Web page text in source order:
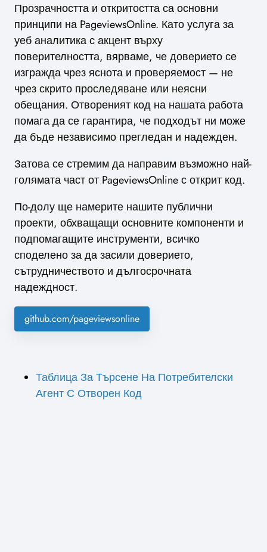
Прозрачността и откритостта са основни
принципи на PageviewsOnline. Като услуга за
уеб аналитика с акцент върху
поверителността, вярваме, че доверието се
изгражда чрез яснота и проверяемост — не
чрез скрито проследяване или неясни
обещания. Отвореният код на нашата работа
помага да се гарантира, че подходът ни може
да бъде независимо прегледан и надежден.
Затова се стремим да направим възможно най-
голямата част от PageviewsOnline с открит код.
По-долу ще намерите нашите публични
проекти, обхващащи основните компоненти и
подпомагащите инструменти, всичко
споделено за да засили доверието,
сътрудничеството и дългосрочната
надеждност.
github.com/pageviewsonline
Таблица За Търсене На Потребителски
Агент С Отворен Код